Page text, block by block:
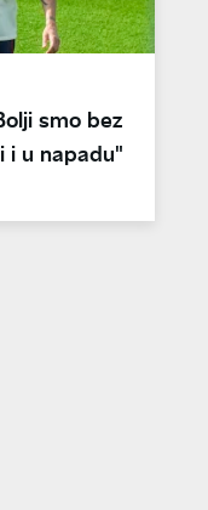
smo bez
i u napadu"